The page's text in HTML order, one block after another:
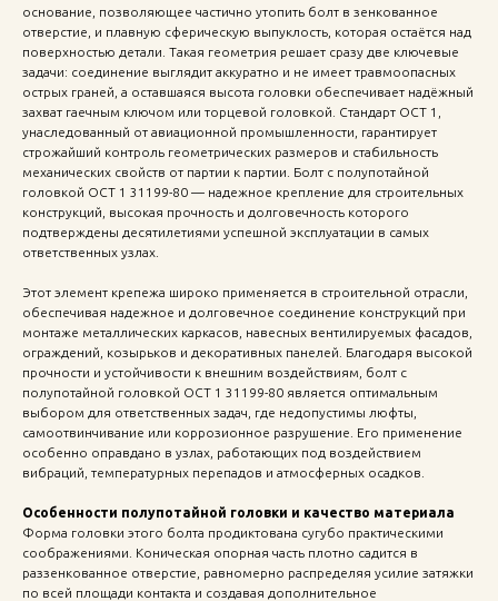
основание, позволяющее частично утопить болт в зенкованное
отверстие, и плавную сферическую выпуклость, которая остаётся над
поверхностью детали. Такая геометрия решает сразу две ключевые
задачи: соединение выглядит аккуратно и не имеет травмоопасных
острых граней, а оставшаяся высота головки обеспечивает надёжный
захват гаечным ключом или торцевой головкой. Стандарт ОСТ 1,
унаследованный от авиационной промышленности, гарантирует
строжайший контроль геометрических размеров и стабильность
механических свойств от партии к партии. Болт с полупотайной
головкой ОСТ 1 31199-80 — надежное крепление для строительных
конструкций, высокая прочность и долговечность которого
подтверждены десятилетиями успешной эксплуатации в самых
ответственных узлах.
Этот элемент крепежа широко применяется в строительной отрасли,
обеспечивая надежное и долговечное соединение конструкций при
монтаже металлических каркасов, навесных вентилируемых фасадов,
ограждений, козырьков и декоративных панелей. Благодаря высокой
прочности и устойчивости к внешним воздействиям, болт с
полупотайной головкой ОСТ 1 31199-80 является оптимальным
выбором для ответственных задач, где недопустимы люфты,
самоотвинчивание или коррозионное разрушение. Его применение
особенно оправдано в узлах, работающих под воздействием
вибраций, температурных перепадов и атмосферных осадков.
Особенности полупотайной головки и качество материала
Форма головки этого болта продиктована сугубо практическими
соображениями. Коническая опорная часть плотно садится в
раззенкованное отверстие, равномерно распределяя усилие затяжки
по всей площади контакта и создавая дополнительное